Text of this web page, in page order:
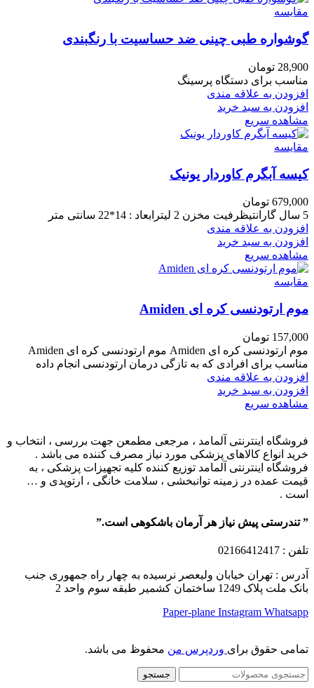
مقایسه
گوشواره طبی چینی ضد حساسیت با رنگبندی
28,900 تومان
مناسب برای دستگاه پرسینگ
افزودن به علاقه مندی
افزودن به سبد خرید
مشاهده سریع
مقایسه
کیسه آبگرم کاوردار یونیک
679,000 تومان
5 سال گارانتیظرفیت مخزن 2 لیترابعاد : 14*22 سانتی متر
افزودن به علاقه مندی
افزودن به سبد خرید
مشاهده سریع
مقایسه
موم ارتودنسی کره ای Amiden
157,000 تومان
موم ارتودنسی کره ای Amiden موم ارتودنسی کره ای Amiden
مناسب برای افرادی که به تازگی درمان ارتودنسی انجام داده
افزودن به علاقه مندی
افزودن به سبد خرید
مشاهده سریع
فروشگاه اینترنتی آلمامد ، مرجعی مطمعن جهت بررسی ، انتخاب و
خرید انواع کالاهای پزشکی مورد نیاز مصرف کننده می باشد .
فروشگاه اینترنتی آلمامد توزیع کننده کلیه تجهیزات پزشکی ، به
قیمت عمده در زمینه توانبخشی ، سلامت خانگی ، ارتوپدی و …
است .
” تندرستی پیش نیاز هر آرمان باشکوهی است.”
تلفن : 02166412417
آدرس : تهران خیابان ولیعصر نرسیده به چهار راه جمهوری جنب
بانک ملت پلاک 1249 ساختمان کشمیر طبقه سوم واحد 2
Paper-plane Instagram Whatsapp
تمامی حقوق برای وردپرس من محفوظ می باشد.
جستجو